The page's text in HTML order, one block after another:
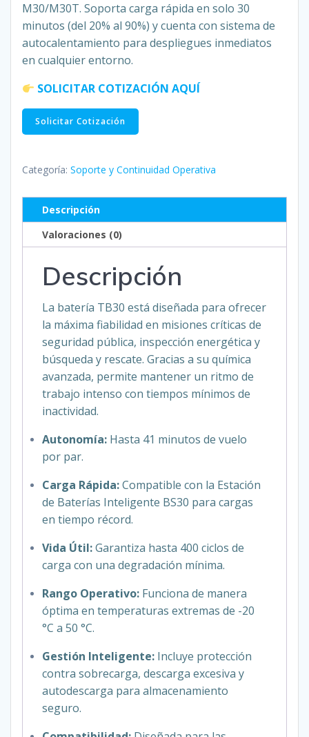
M30/M30T. Soporta carga rápida en solo 30
minutos (del 20% al 90%) y cuenta con sistema de
autocalentamiento para despliegues inmediatos
en cualquier entorno.
SOLICITAR COTIZACIÓN AQUÍ
Batería
de
Inteligente
para
Serie
(Edición
Universal)
cantidad
Solicitar Cotización
Categoría: Soporte y Continuidad Operativa
Descripción
Valoraciones (0)
Descripción
La batería TB30 está diseñada para ofrecer
la máxima fiabilidad en misiones críticas de
seguridad pública, inspección energética y
búsqueda y rescate. Gracias a su química
avanzada, permite mantener un ritmo de
trabajo intenso con tiempos mínimos de
inactividad.
Autonomía: Hasta 41 minutos de vuelo
por par.
Carga Rápida:Compatible con la Estación
de Baterías Inteligente BS30 para cargas
en tiempo récord.
Vida Útil:Garantiza hasta 400 ciclos de
carga con una degradación mínima.
Rango Operativo: Funciona de manera
óptima en temperaturas extremas de -20
°C a 50 °C.
Gestión Inteligente: Incluye protección
contra sobrecarga, descarga excesiva y
autodescarga para almacenamiento
seguro.